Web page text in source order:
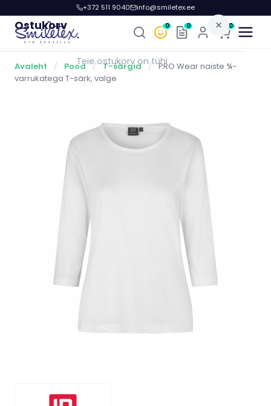
+372 511 9040 info@smiletex.ee
0 0 0
Avaleht / Pood / T-särgid /
PRO Wear naiste ¾-
varrukatega T-särk, valge
Ostukorv ×
Teie ostukorv on tühi